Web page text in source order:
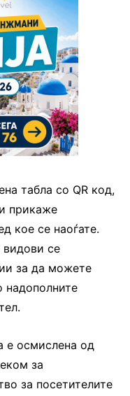
табла со QR код,
прикаже
кое се наоѓате.
се
за да можете
надополните
е осмислена од
за
за посетителите